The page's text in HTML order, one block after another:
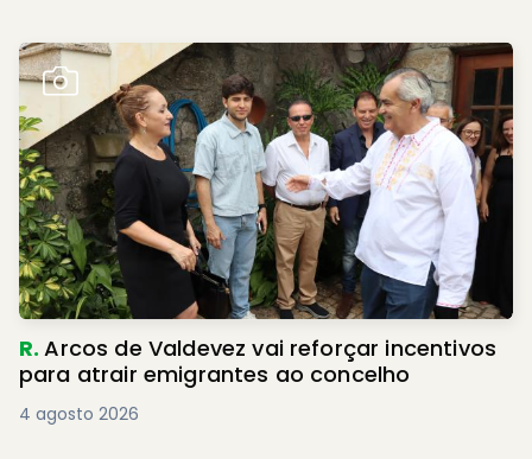
R.Arcos de Valdevez vai reforçar incentivos
para atrair emigrantes ao concelho
4 agosto 2026